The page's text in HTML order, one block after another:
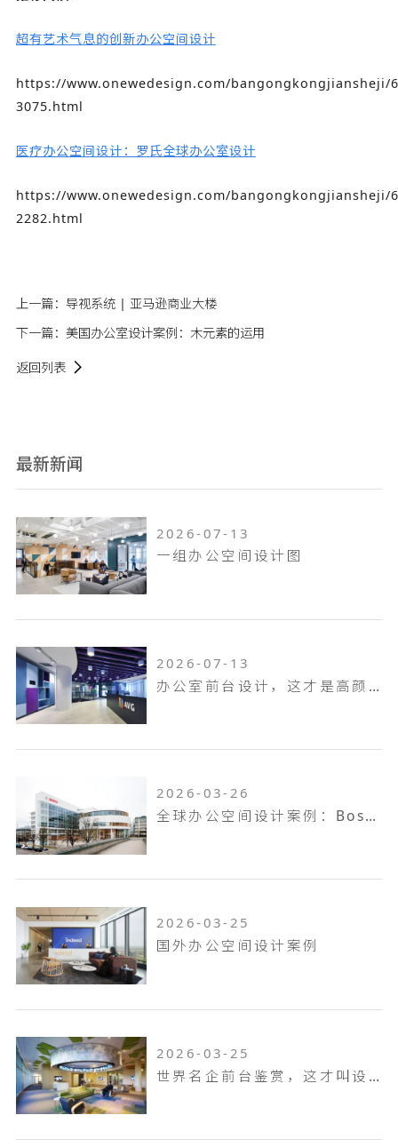
超有艺术气息的创新办公空间设计
https://www.onewedesign.com/bangongkongjiansheji/
3075.html
医疗办公空间设计：罗氏全球办公室设计
https://www.onewedesign.com/bangongkongjiansheji/
2282.html
上一篇： 导视系统 | 亚马逊商业大楼
下一篇： 美国办公室设计案例：木元素的运用
返回列表
最新新闻
2026-07-13
一组办公空间设计图
2026-07-13
办公室前台设计，这才是高颜值的前台
2026-03-26
全球办公空间设计案例：Bosch Offices – Munich
2026-03-25
国外办公空间设计案例
2026-03-25
世界名企前台鉴赏，这才叫设计！